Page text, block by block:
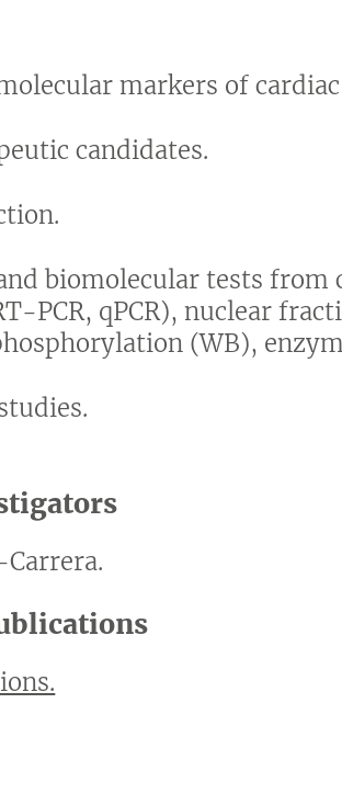
markers of
candidates.
biomolecular tests from
PCR, qPCR), nuclear
(WB),